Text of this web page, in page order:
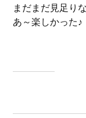
まだまだ見足り
あ～楽しかった♪